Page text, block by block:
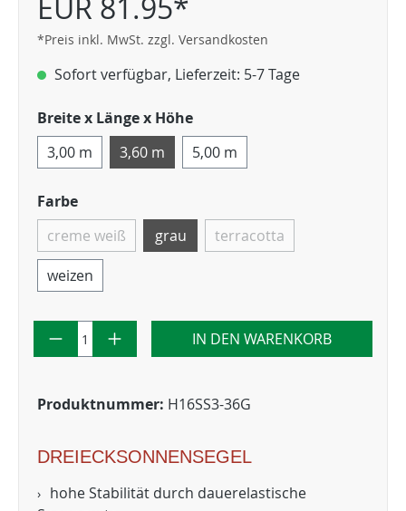
*Preis inkl. MwSt. zzgl. Versandkosten
Sofort verfügbar, Lieferzeit: 5-7 Tage
Breite x Länge x Höhe
3,00 m
3,60 m 5,00 m
Farbe
creme weiß
grau
terracotta
weizen
IN DEN WARENKORB
Produktnummer: H16SS3-36G
DREIECKSONNENSEGEL
hohe Stabilität durch dauerelastische